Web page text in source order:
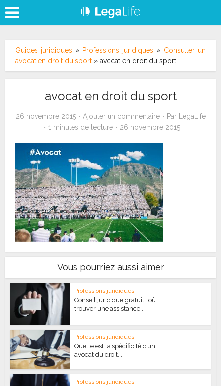
Guides juridiques » Professions juridiques » Consulter un
avocat en droit du sport »avocat en droit du sport
avocat en droit du sport
26 novembre 2015 Ajouter un commentaire Par
LegaLife
1 minutes de lecture
26 novembre 2015
Vous pourriez aussi aimer
Professions juridiques
Conseil juridique gratuit : où
trouver une assistance...
Professions juridiques
Quelle est la spécificité d’un
avocat du droit...
Professions juridiques